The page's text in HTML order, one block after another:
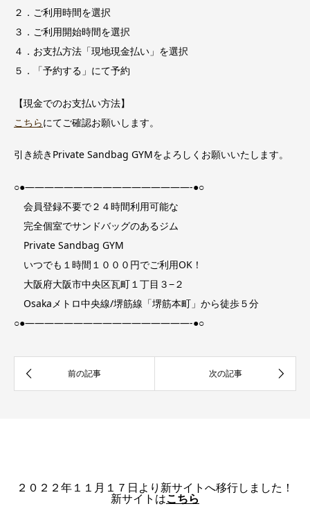
２．ご利用時間を選択
３．ご利用開始時間を選択
４．お支払方法「現地現金払い」を選択
５．「予約する」にて予約
【現金でのお支払い方法】
こちらにてご確認お願いします。
引き続きPrivate Sandbag GYMをよろしくお願いいたします。
○●—————————————————-●○
会員登録不要で２４時間利用可能な
完全個室でサンドバッグのあるジム
Private Sandbag GYM
いつでも１時間１０００円でご利用OK！
大阪府大阪市中央区瓦町１丁目３−２
Osakaメトロ中央線/堺筋線「堺筋本町」から徒歩５分
○●—————————————————-●○
２０２２年１１月１７日より新サイトへ移行しました！
新サイトはこちら